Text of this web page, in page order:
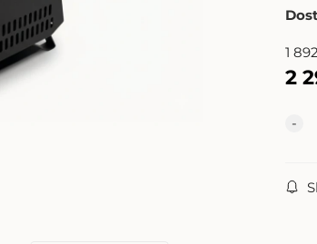
1
2